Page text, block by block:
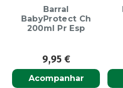
Barral
BabyProtect Ch
200ml Pr Esp
9,95 €
Acompanhar